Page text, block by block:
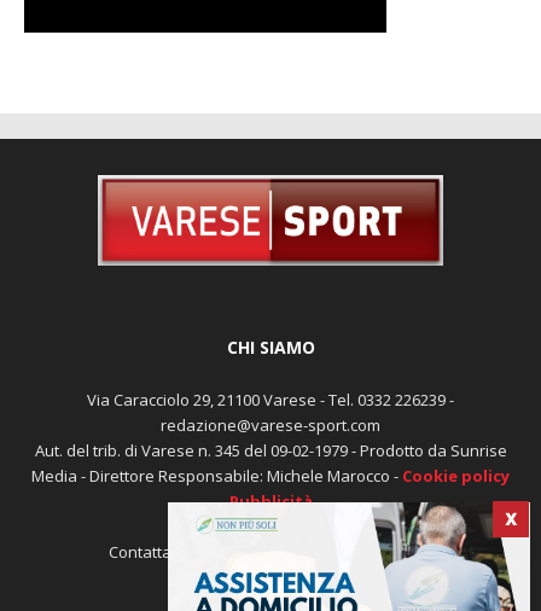
X
CHI SIAMO
Via Caracciolo 29, 21100 Varese - Tel. 0332 226239 -
redazione@varese-sport.com
Aut. del trib. di Varese n. 345 del 09-02-1979 - Prodotto da Sunrise
Media - Direttore Responsabile: Michele Marocco - Cookie policy
Pubblicità
Contattaci: redazione@varese-sport.com